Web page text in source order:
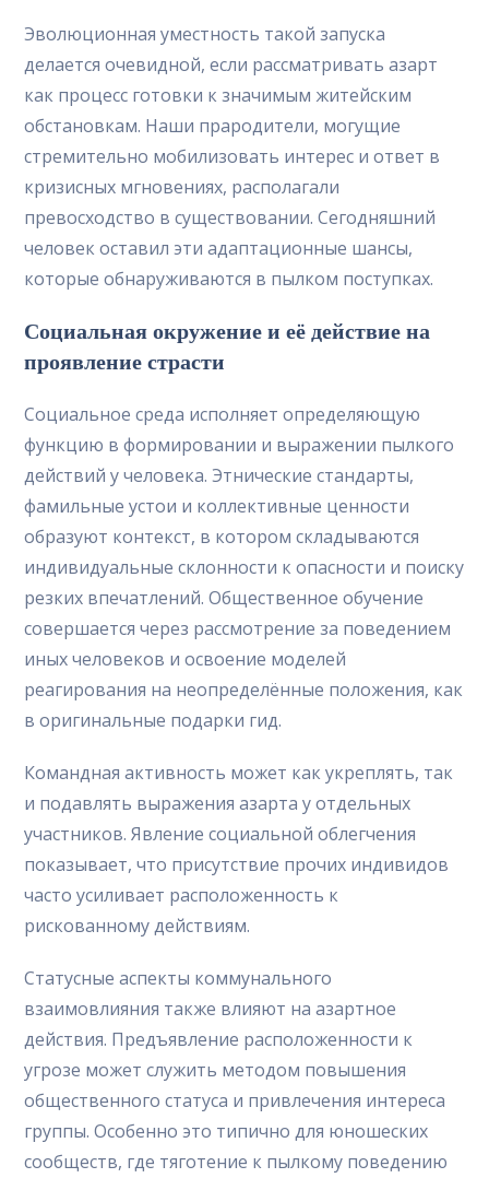
Эволюционная уместность такой запуска
делается очевидной, если рассматривать азарт
как процесс готовки к значимым житейским
обстановкам. Наши прародители, могущие
стремительно мобилизовать интерес и ответ в
кризисных мгновениях, располагали
превосходство в существовании. Сегодняшний
человек оставил эти адаптационные шансы,
которые обнаруживаются в пылком поступках.
Социальная окружение и её действие на
проявление страсти
Социальное среда исполняет определяющую
функцию в формировании и выражении пылкого
действий у человека. Этнические стандарты,
фамильные устои и коллективные ценности
образуют контекст, в котором складываются
индивидуальные склонности к опасности и поиску
резких впечатлений. Общественное обучение
совершается через рассмотрение за поведением
иных человеков и освоение моделей
реагирования на неопределённые положения, как
в оригинальные подарки гид.
Командная активность может как укреплять, так
и подавлять выражения азарта у отдельных
участников. Явление социальной облегчения
показывает, что присутствие прочих индивидов
часто усиливает расположенность к
рискованному действиям.
Статусные аспекты коммунального
взаимовлияния также влияют на азартное
действия. Предъявление расположенности к
угрозе может служить методом повышения
общественного статуса и привлечения интереса
группы. Особенно это типично для юношеских
сообществ, где тяготение к пылкому поведению